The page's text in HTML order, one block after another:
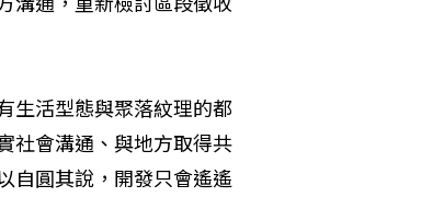
生活型態與聚落紋理的都
社會溝通、與地方取得共
自圓其說，開發只會遙遙